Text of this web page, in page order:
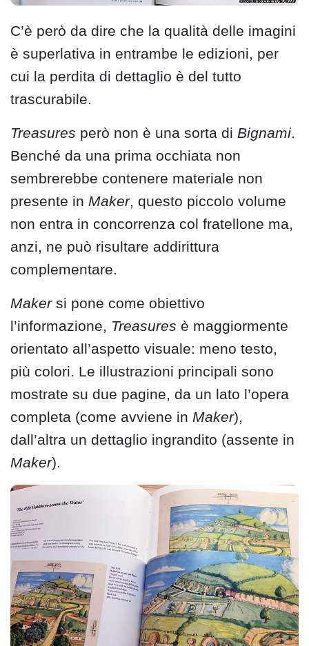
C’è però da dire che la qualità delle imagini
è superlativa in entrambe le edizioni, per
cui la perdita di dettaglio è del tutto
trascurabile.
Treasures però non è una sorta di Bignami
Benché da una prima occhiata non
sembrerebbe contenere materiale non
presente in Maker, questo piccolo volume
non entra in concorrenza col fratellone ma,
anzi, ne può risultare addirittura
complementare.
Makersi pone come obiettivo
l’informazione, Treasures è maggiormente
orientato all’aspetto visuale: meno testo,
più colori. Le illustrazioni principali sono
mostrate su due pagine, da un lato l’opera
completa (come avviene in Maker),
dall’altra un dettaglio ingrandito (assente in
Maker).